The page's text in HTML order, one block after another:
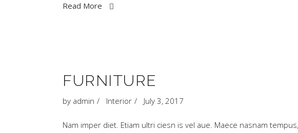
Read More
FURNITURE
by admin Interior July 3, 2017
Nam imper diet. Etiam ultri ciesn is vel aue. Maece nasnam